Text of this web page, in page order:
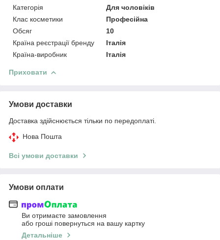
Категорія
Для чоловіків
Клас косметики
Професійна
Обсяг
10
Країна реєстрації бренду
Італія
Країна-виробник
Італія
Приховати
Умови доставки
Доставка здійснюється тільки по передоплаті.
Нова Пошта
Всі умови доставки
Умови оплати
Ви отримаєте замовлення
або гроші повернуться на вашу картку
Детальніше